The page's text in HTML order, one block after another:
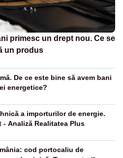
primesc un drept nou. Ce se
un produs
De ce este bine să avem bani
energetice?
a importurilor de energie.
- Analiză Realitatea Plus
cod portocaliu de